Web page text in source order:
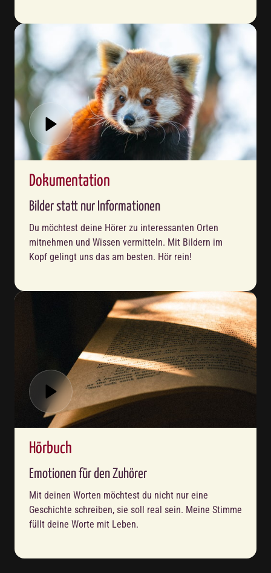
Dokumentation
Bilder statt nur Informationen
Du möchtest deine Hörer zu interessanten Orten
mitnehmen und Wissen vermitteln. Mit Bildern im
Kopf gelingt uns das am besten. Hör rein!
Hörbuch
Emotionen für den Zuhörer
Mit deinen Worten möchtest du nicht nur eine
Geschichte schreiben, sie soll real sein. Meine Stimme
füllt deine Worte mit Leben.